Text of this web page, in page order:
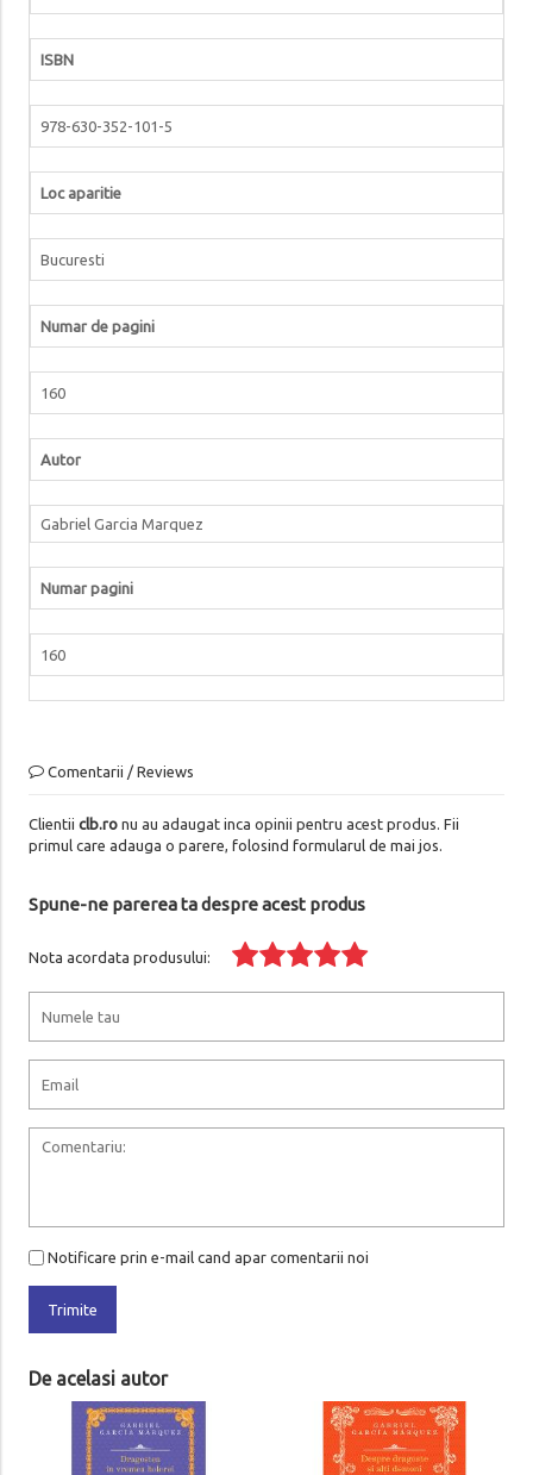
ISBN
978-630-352-101-5
Loc aparitie
Bucuresti
Numar de pagini
160
Autor
Gabriel Garcia Marquez
Numar pagini
160
Comentarii / Reviews
Clientii clb.ronu au adaugat inca opinii pentru acest produs. Fii
primul care adauga o parere, folosind formularul de mai jos.
Spune-ne parerea ta despre acest produs
Nota acordata produsului:
Notificare prin e-mail cand apar comentarii noi
Trimite
De acelasi autor